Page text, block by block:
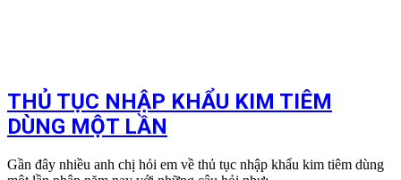
THỦ TỤC NHẬP KHẨU KIM TIÊM
DÙNG MỘT LẦN
Gần đây nhiều anh chị hỏi em về thủ tục nhập khẩu kim tiêm dùng